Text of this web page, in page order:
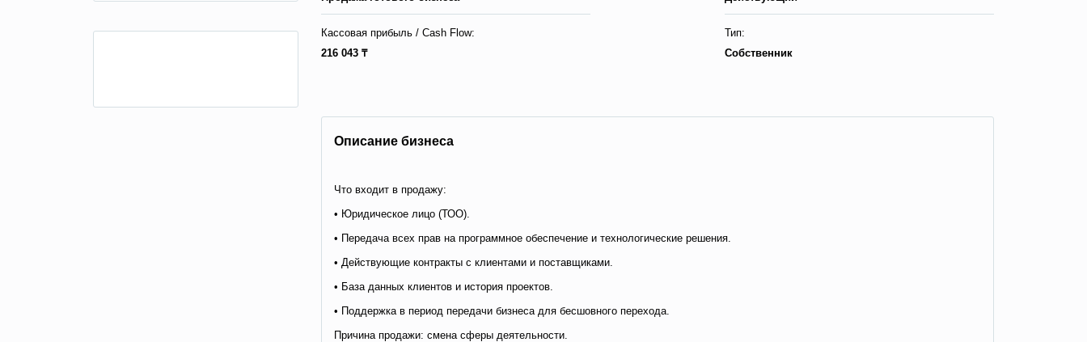
Кассовая прибыль / Сash Flow:
216 043 ₸
Тип:
Собственник
Описание бизнеса
Что входит в продажу:
• Юридическое лицо (ТОО).
• Передача всех прав на программное обеспечение и технологические решения.
• Действующие контракты с клиентами и поставщиками.
• База данных клиентов и история проектов.
• Поддержка в период передачи бизнеса для бесшовного перехода.
Причина продажи: смена сферы деятельности.